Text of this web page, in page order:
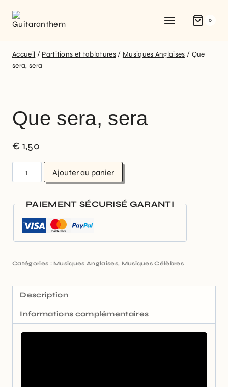
0
Accueil / Partitions et tablatures / Musiques Anglaises / Que
sera, sera
Que sera, sera
€ 1,50
Ajouter au panier
PAIEMENT SÉCURISÉ GARANTI
Catégories : Musiques Anglaises, Musiques Célèbres
Description
Informations complémentaires